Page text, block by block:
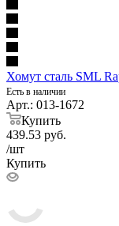
Хомут сталь SML
Есть в наличии
Арт.: 013-1672
Купить
439.53 руб.
/шт
Купить